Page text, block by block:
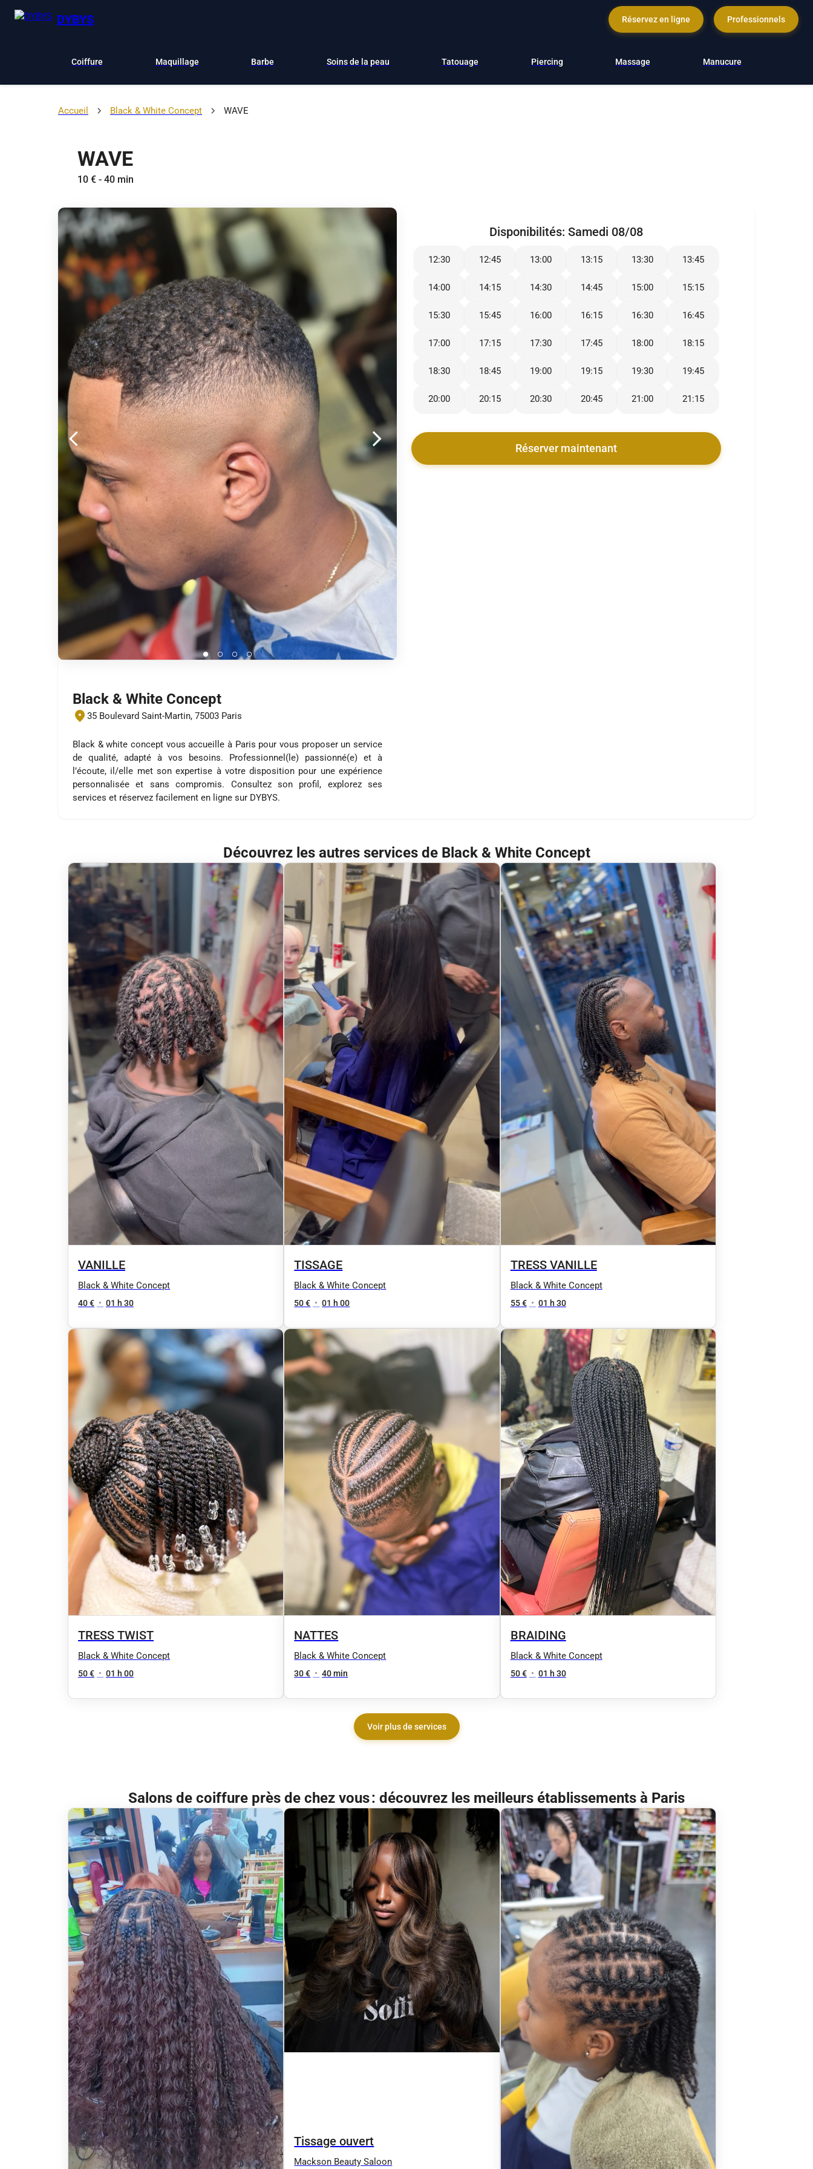
DYBYS Réservez en ligne Professionnels
Coiffure Maquillage Barbe Soins de la peau Tatouage Piercing Massage Manucure
Accueil Black & White Concept WAVE
WAVE
10 € - 40 min
Black & White Concept
35 Boulevard Saint-Martin, 75003 Paris
Black & white concept vous accueille à Paris pour vous proposer un service
de qualité, adapté à vos besoins. Professionnel(le) passionné(e) et à
l’écoute, il/elle met son expertise à votre disposition pour une expérience
personnalisée et sans compromis. Consultez son profil, explorez ses
services et réservez facilement en ligne sur DYBYS.
Disponibilités: Samedi 08/08
12:30 12:45 13:00 13:15 13:30 13:45
14:00 14:15 14:30 14:45 15:00 15:15
15:30 15:45 16:00 16:15 16:30 16:45
17:00 17:15 17:30 17:45 18:00 18:15
18:30 18:45 19:00 19:15 19:30 19:45
20:00 20:15 20:30 20:45 21:00 21:15
Réserver maintenant
Découvrez les autres services de Black & White Concept
VANILLE
Black & White Concept
40 € • 01 h 30
TISSAGE
Black & White Concept
50 € • 01 h 00
TRESS VANILLE
Black & White Concept
55 € • 01 h 30
TRESS TWIST
Black & White Concept
50 € • 01 h 00
NATTES
Black & White Concept
30 € • 40 min
BRAIDING
Black & White Concept
50 € • 01 h 30
Voir plus de services
Salons de coiffure près de chez vous : découvrez les meilleurs établissements à Paris
Tissage ouvert
Mackson Beauty Saloon